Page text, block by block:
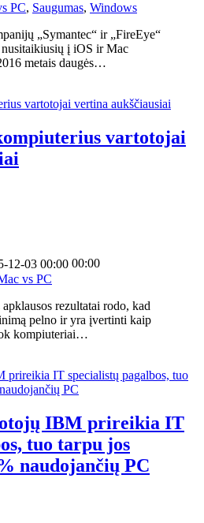
PC, Saugumas, Windows
„Symantec“ ir „FireEye“
į iOS ir Mac
metais daugės…
vartotojai
00:00
vs PC
rezultatai rodo, kad
pelno ir yra įvertinti kaip
kompiuteriai…
IBM prireikia IT
tuo tarpu jos
naudojančių PC